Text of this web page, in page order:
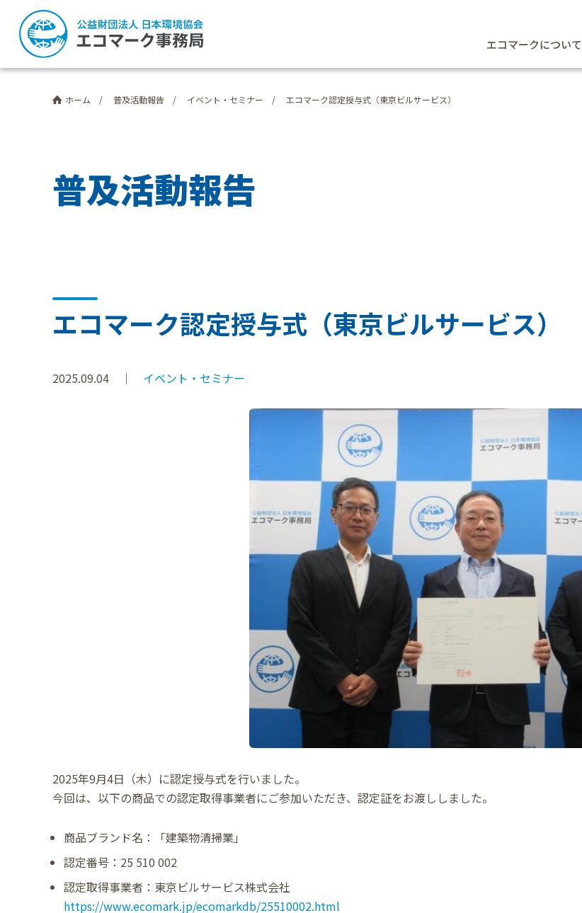
エコマークについて
ホーム 普及活動報告 イベント・セミナー エコマーク認定授与式（東京ビルサービス）
普及活動報告
エコマーク認定授与式（東京ビルサービス）
2025.09.04 イベント・セミナー
2025年9月4日（木）に認定授与式を行いました。
今回は、以下の商品での認定取得事業者にご参加いただき、認定証をお渡ししました。
商品ブランド名：「建築物清掃業」
認定番号：25 510 002
認定取得事業者：東京ビルサービス株式会社
https://www.ecomark.jp/ecomarkdb/25510002.html